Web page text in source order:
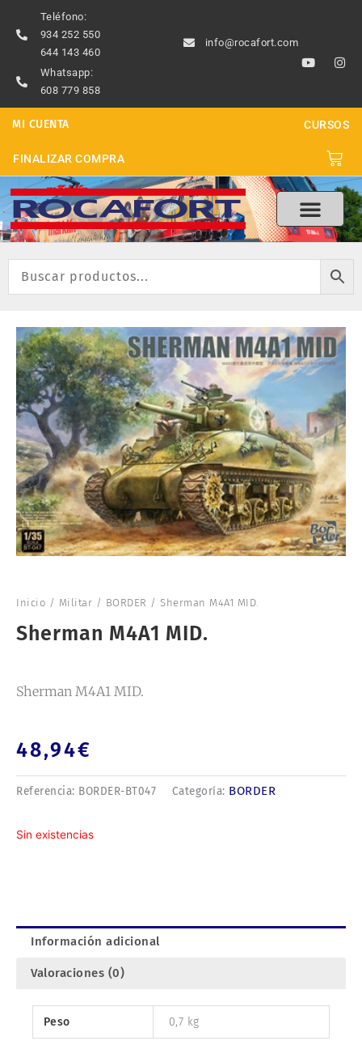
contenido
Teléfono:
934 252 550
644 143 460
Whatsapp:
608 779 858
info@rocafort.com
Y
o
u
b
e
I
n
a
g
r
m
MI CUENTA CURSOS
FINALIZAR COMPRA
Inicio / Militar / BORDER / Sherman M4A1 MID.
Sherman M4A1 MID.
Sherman M4A1 MID.
48,94€
Referencia: BORDER-BT047 Categoría: BORDER
Sin existencias
Información adicional
Valoraciones (0)
Peso 0,7 kg